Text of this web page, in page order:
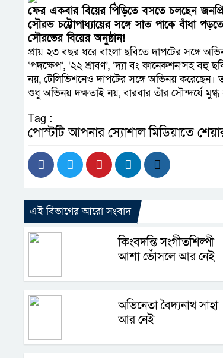
ফের একবার বিয়ের পিঁড়িতে বসতে চলছেন
সৌরভ চট্টোপাধ্যায়ের সঙ্গে সাত পাকে বাঁধা
সৌরভের বিয়ের অনুষ্ঠান!
প্রায় ২৩ বছর ধরে বাংলা ছবিতে দাপটের সঙ্গে
‘পদক্ষেপ’, ‘২২ শ্রাবণ’, ‘দ্যা বং কানেকশন’সহ
নয়, টেলিভিশনেও দাপটের সঙ্গে অভিনয় করেছেন।
শুধু অভিনয় দক্ষতাই নয়, বারবার তাঁর সৌন্দর্যে মুগ্ধ
Tag :
পোস্টটি আপনার স্যোশাল মিডিয়াতে
এই বিভাগের আরো সংবাদ
কিংবদন্তি সংগীতশিল্পী
আশা ভোঁসলে আর নেই
অভিনেতা বৈদ্যনাথ সাহা
আর নেই